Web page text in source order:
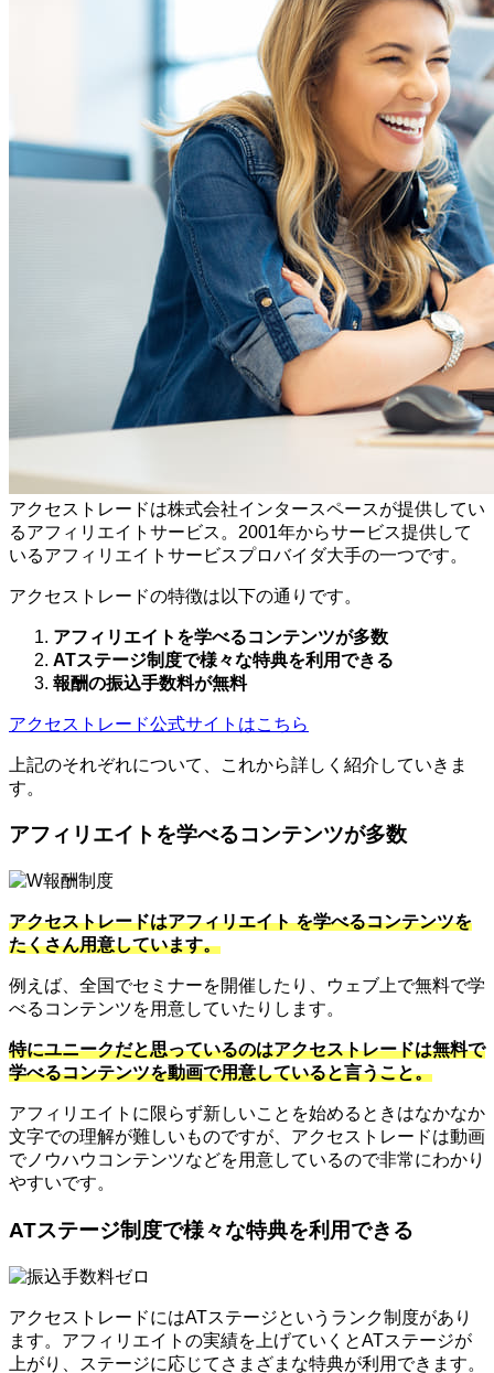
アクセストレードは株式会社インタースペースが提供してい
るアフィリエイトサービス。2001年からサービス提供して
いるアフィリエイトサービスプロバイダ大手の一つです。
アクセストレードの特徴は以下の通りです。
アフィリエイトを学べるコンテンツが多数
ATステージ制度で様々な特典を利用できる
報酬の振込手数料が無料
アクセストレード公式サイトはこちら
上記のそれぞれについて、これから詳しく紹介していきま
す。
アフィリエイトを学べるコンテンツが多数
アクセストレードはアフィリエイト を学べるコンテンツを
たくさん用意しています。
例えば、全国でセミナーを開催したり、ウェブ上で無料で学
べるコンテンツを用意していたりします。
特にユニークだと思っているのはアクセストレードは無料で
学べるコンテンツを動画で用意していると言うこと。
アフィリエイトに限らず新しいことを始めるときはなかなか
文字での理解が難しいものですが、アクセストレードは動画
でノウハウコンテンツなどを用意しているので非常にわかり
やすいです。
ATステージ制度で様々な特典を利用できる
アクセストレードにはATステージというランク制度があり
ます。アフィリエイトの実績を上げていくとATステージが
上がり、ステージに応じてさまざまな特典が利用できます。